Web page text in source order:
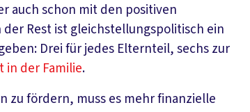
auch schon mit den positiven
Rest ist gleichstellungspolitisch ein
Drei für jedes Elternteil, sechs zur
in der Familie.
zu fördern, muss es mehr finanzielle